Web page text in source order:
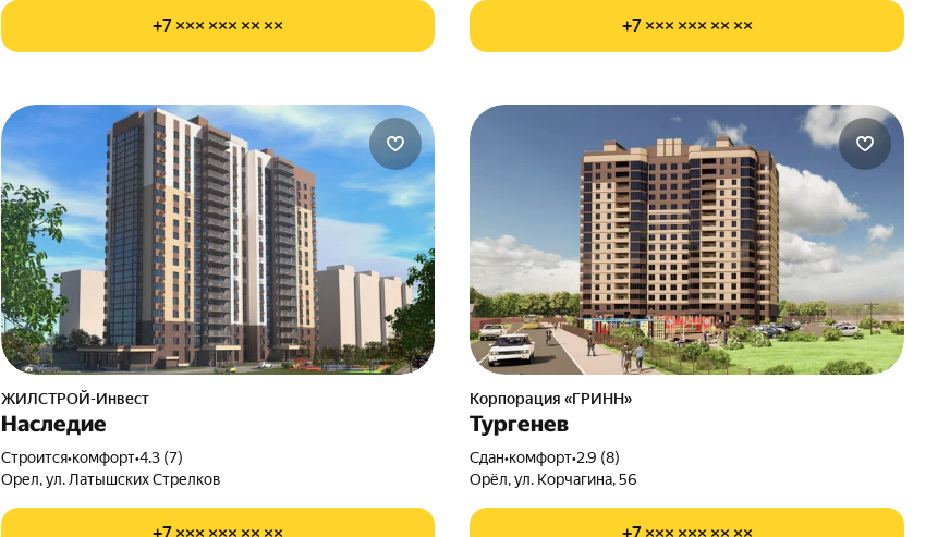
+7 ××× ××× ×× ×× +7 ××× ××× ×× ××
ЖИЛСТРОЙ-Инвест
Наследие
Строится•комфорт•4.3 (7)
Орел, ул. Латышских Стрелков
Корпорация «ГРИНН»
Тургенев
Сдан•комфорт•2.9 (8)
Орёл, ул. Корчагина, 56